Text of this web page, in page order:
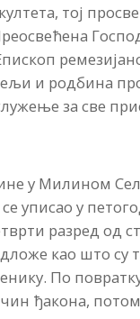
тој
и родбина
за све
у Милином
уписао у
разред од
као што су
По повратку
ђакона, потом